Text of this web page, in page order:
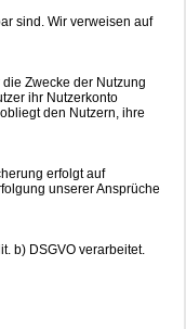
sind. Wir verweisen auf
Zwecke der Nutzung
ihr Nutzerkonto
den Nutzern, ihre
erfolgt auf
unserer Ansprüche
b) DSGVO verarbeitet.